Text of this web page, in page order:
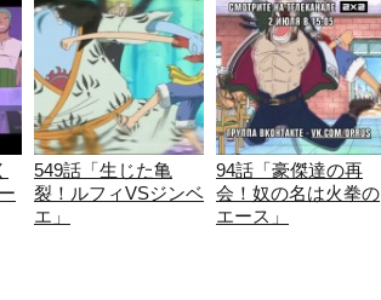
549話「生じた亀
裂！ルフィVSジンベ
エ」
94話「豪傑達の再
会！奴の名は火拳の
エース」